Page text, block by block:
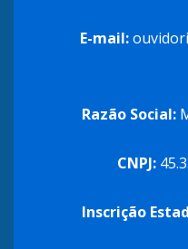
E-mail:
Razão Social:
CNPJ:
Inscrição